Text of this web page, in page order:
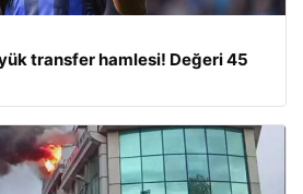
transfer hamlesi! Değeri 45